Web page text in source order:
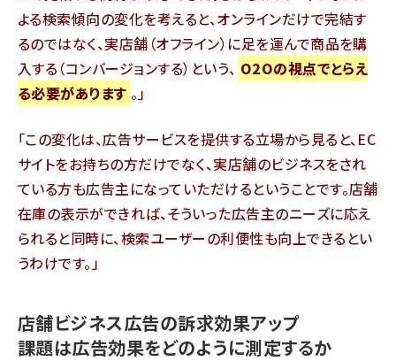
よる検索傾向の変化を考えると、オンラインだけで完結す
るのではなく、実店舗（オフライン）に足を運んで商品を購
入する（コンバージョンする）という、 O2Oの視点でとらえ
る必要があります 。
この変化は、広告サービスを提供する立場から見ると、EC
サイトをお持ちの方だけでなく、実店舗のビジネスをされ
ている方も広告主になっていただけるということです。店舗
在庫の表示ができれば、そういった広告主のニーズに応え
られると同時に、検索ユーザーの利便性も向上できるとい
うわけです。
店舗ビジネス広告の訴求効果アップ
課題は広告効果をどのように測定するか